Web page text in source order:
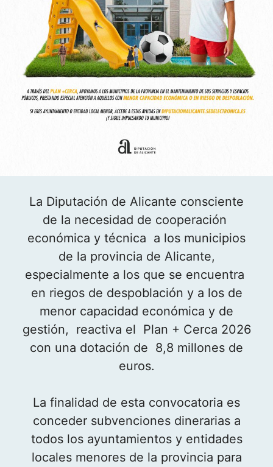
La Diputación de Alicante consciente
de la necesidad de cooperación
económica y técnica a los municipios
de la provincia de Alicante,
especialmente a los que se encuentra
en riegos de despoblación y a los de
menor capacidad económica y de
gestión, reactiva el Plan + Cerca 2026
con una dotación de 8,8 millones de
euros.
La finalidad de esta convocatoria es
conceder subvenciones dinerarias a
todos los ayuntamientos y entidades
locales menores de la provincia para